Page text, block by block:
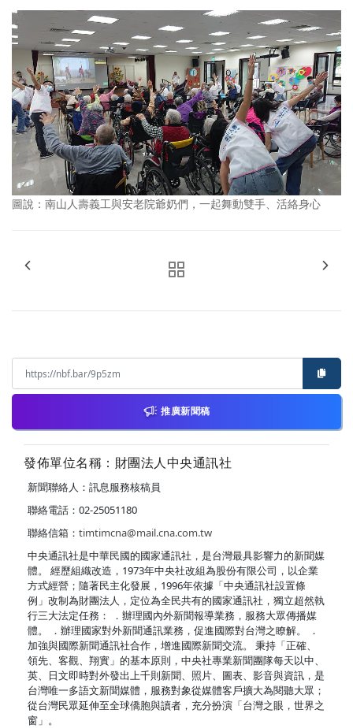
圖說：南山人壽義工與安老院爺奶們，一起舞動雙手、活絡身心
推廣新聞稿
發佈單位名稱：財團法人中央通訊社
新聞聯絡人：訊息服務核稿員
聯絡電話：02-25051180
聯絡信箱： timtimcna@mail.cna.com.tw
中央通訊社是中華民國的國家通訊社，是台灣最具影響力的新聞媒
體。 經歷組織改造，1973年中央社改組為股份有限公司，以企業
方式經營；隨著民主化發展，1996年依據「中央通訊社設置條
例」改制為財團法人，定位為全民共有的國家通訊社，獨立超然執
行三大法定任務： ．辦理國內外新聞報導業務，服務大眾傳播媒
體。 ．辦理國家對外新聞通訊業務，促進國際對台灣之瞭解。 ．
加強與國際新聞通訊社合作，增進國際新聞交流。 秉持「正確、
領先、客觀、翔實」的基本原則，中央社專業新聞團隊每天以中、
英、日文即時對外發出上千則新聞、照片、圖表、影音與資訊，是
台灣唯一多語文新聞媒體，服務對象從媒體客戶擴大為閱聽大眾；
從台灣民眾延伸至全球僑胞與讀者，充分扮演「台灣之眼，世界之
窗」。